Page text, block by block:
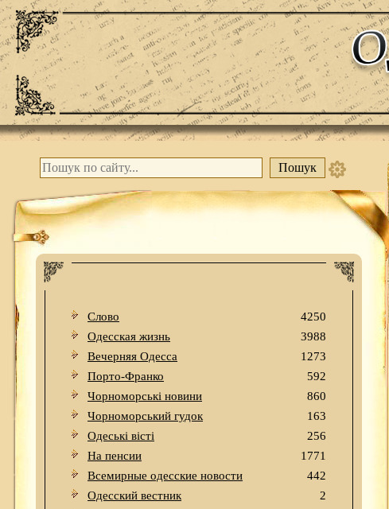
Слово
4250
Одесская жизнь
3988
Вечерняя Одесса
1273
Порто-Франко
592
Чорноморські новини
860
Чорноморський гудок
163
Одеськi вiстi
256
На пенсии
1771
Всемирные одесские новости
442
Одесский вестник
2